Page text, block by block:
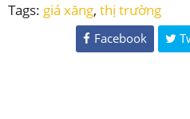
Tags: giá xăng, thị trường
Facebook